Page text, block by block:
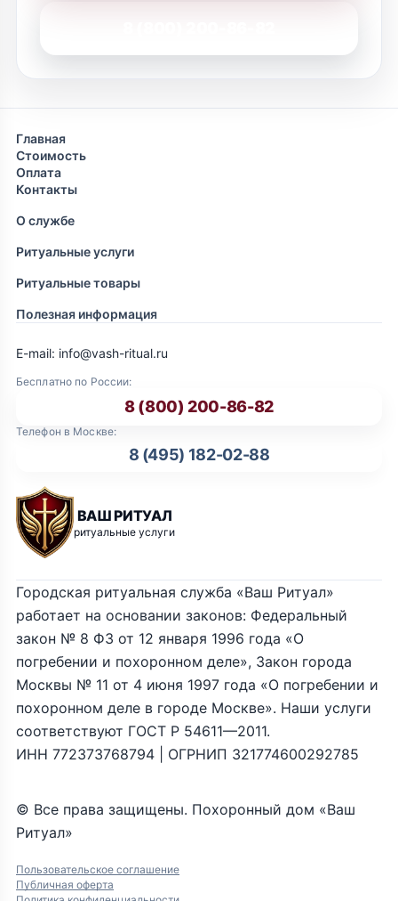
Главная
Стоимость
Оплата
Контакты
О службе
Ритуальные услуги
Ритуальные товары
Полезная информация
ВАШ РИТУАЛ
ритуальные услуги
Бесплатно по России:
8 (800) 200-86-82
Телефон в Москве:
8 (495) 182-02-88
E-mail: info@vash-ritual.ru
© Все права защищены. Похоронный дом «Ваш
Ритуал»
Пользовательское соглашение
Публичная оферта
Городская ритуальная служба «Ваш Ритуал»
работает на основании законов: Федеральный
закон № 8 ФЗ от 12 января 1996 года «О
погребении и похоронном деле», Закон города
Москвы № 11 от 4 июня 1997 года «О погребении и
похоронном деле в городе Москве». Наши услуги
соответствуют ГОСТ Р 54611—2011.
ИНН 772373768794 | ОГРНИП 321774600292785